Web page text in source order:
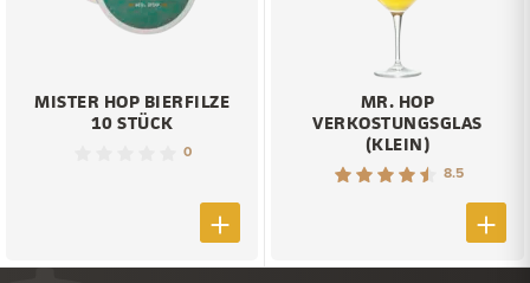
MISTER HOP BIERFILZE
10 STÜCK
0
MR. HOP
VERKOSTUNGSGLAS
(KLEIN)
8.5